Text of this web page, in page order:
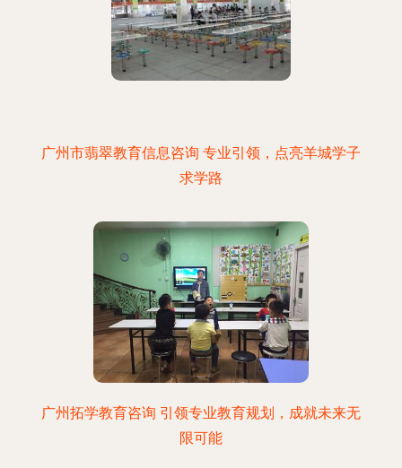
广州市翡翠教育信息咨询 专业引领，点亮羊城学子
求学路
广州拓学教育咨询 引领专业教育规划，成就未来无
限可能